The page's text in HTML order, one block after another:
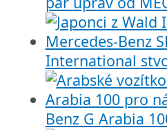
International
Benz G Arabia